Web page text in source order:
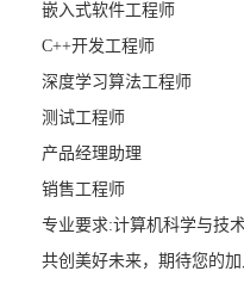
嵌入式软件工程师
C++开发工程师
深度学习算法工程师
测试工程师
产品经理助理
销售工程师
专业要求:计算机科学与技
共创美好未来，期待您的